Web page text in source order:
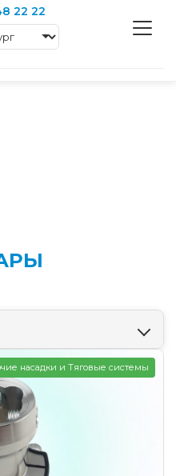
22 22
насадки и Тяговые системы